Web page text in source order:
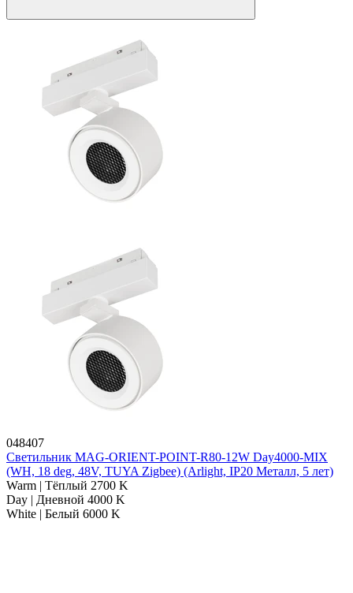
048407
Светильник MAG-ORIENT-POINT-R80-12W Day4000-MIX
(WH, 18 deg, 48V, TUYA Zigbee) (Arlight, IP20 Металл, 5 лет)
Warm | Тёплый 2700 K
Day | Дневной 4000 K
White | Белый 6000 K